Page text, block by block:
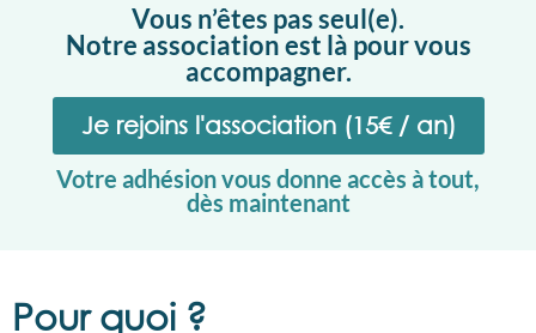
Vous n’êtes pas seul(e).
Notre association est là pour vous
accompagner.
Je rejoins l'association (15€ / an)
Votre adhésion vous donne accès à tout,
dès maintenant
Pour quoi ?